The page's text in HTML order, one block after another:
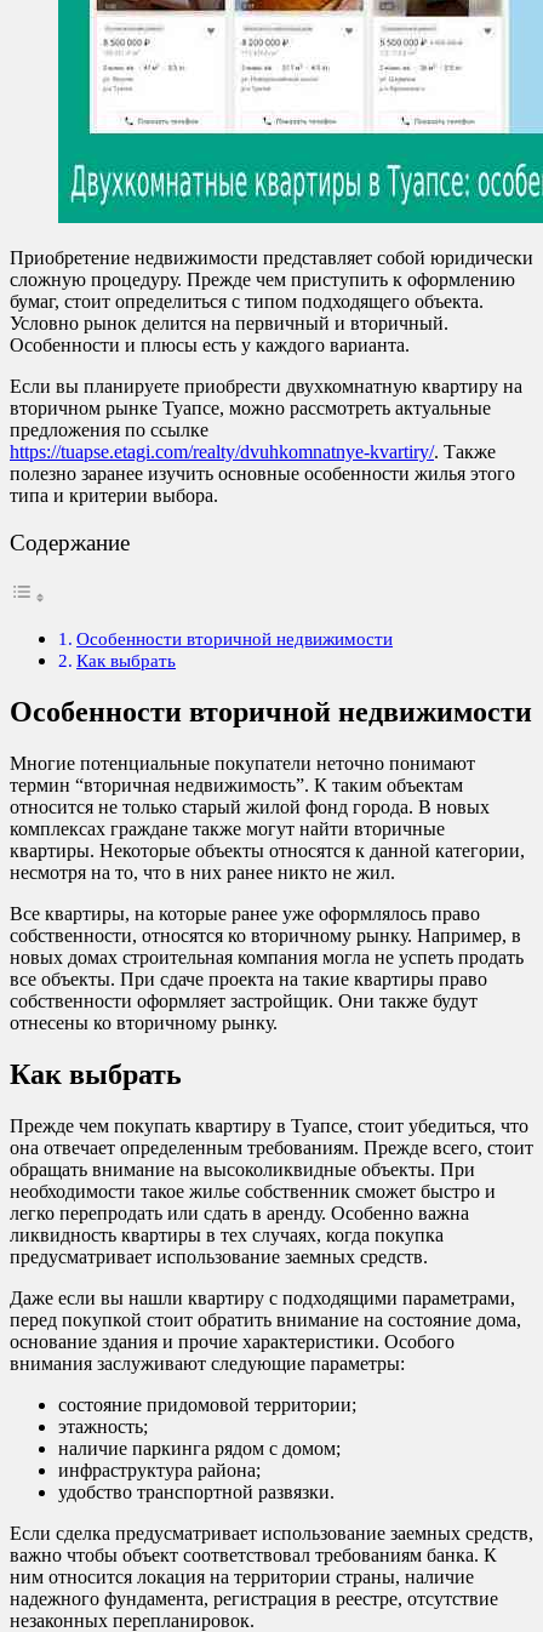
Приобретение недвижимости представляет собой юридически
сложную процедуру. Прежде чем приступить к оформлению
бумаг, стоит определиться с типом подходящего объекта.
Условно рынок делится на первичный и вторичный.
Особенности и плюсы есть у каждого варианта.
Если вы планируете приобрести двухкомнатную квартиру на
вторичном рынке Туапсе, можно рассмотреть актуальные
предложения по ссылке
https://tuapse.etagi.com/realty/dvuhkomnatnye-kvartiry/. Также
полезно заранее изучить основные особенности жилья этого
типа и критерии выбора.
Содержание
Особенности вторичной недвижимости
Как выбрать
Особенности вторичной недвижимости
Многие потенциальные покупатели неточно понимают
термин “вторичная недвижимость”. К таким объектам
относится не только старый жилой фонд города. В новых
комплексах граждане также могут найти вторичные
квартиры. Некоторые объекты относятся к данной категории,
несмотря на то, что в них ранее никто не жил.
Все квартиры, на которые ранее уже оформлялось право
собственности, относятся ко вторичному рынку. Например, в
новых домах строительная компания могла не успеть продать
все объекты. При сдаче проекта на такие квартиры право
собственности оформляет застройщик. Они также будут
отнесены ко вторичному рынку.
Как выбрать
Прежде чем покупать квартиру в Туапсе, стоит убедиться, что
она отвечает определенным требованиям. Прежде всего, стоит
обращать внимание на высоколиквидные объекты. При
необходимости такое жилье собственник сможет быстро и
легко перепродать или сдать в аренду. Особенно важна
ликвидность квартиры в тех случаях, когда покупка
предусматривает использование заемных средств.
Даже если вы нашли квартиру с подходящими параметрами,
перед покупкой стоит обратить внимание на состояние дома,
основание здания и прочие характеристики. Особого
внимания заслуживают следующие параметры:
состояние придомовой территории;
этажность;
наличие паркинга рядом с домом;
инфраструктура района;
удобство транспортной развязки.
Если сделка предусматривает использование заемных средств,
важно чтобы объект соответствовал требованиям банка. К
ним относится локация на территории страны, наличие
надежного фундамента, регистрация в реестре, отсутствие
незаконных перепланировок.